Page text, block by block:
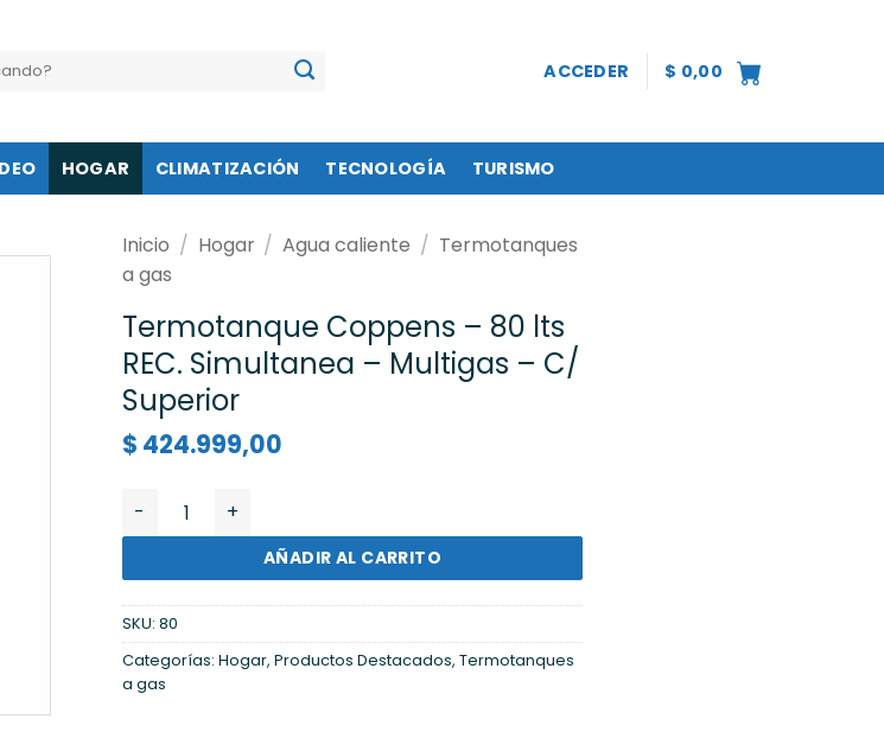
ACCEDER $ 0,00
HOGAR CLIMATIZACIÓN TECNOLOGÍA TURISMO
Inicio / Hogar / Agua caliente / Termotanques
a gas
Termotanque Coppens – 80 lts
REC. Simultanea – Multigas – C/
Superior
$ 424.999,00
Termotanque Coppens - 80 lts REC. Simultanea - Multigas - C/ Superior cantidad
AÑADIR AL CARRITO
SKU: 80
Categorías: Hogar, Productos Destacados, Termotanques
a gas